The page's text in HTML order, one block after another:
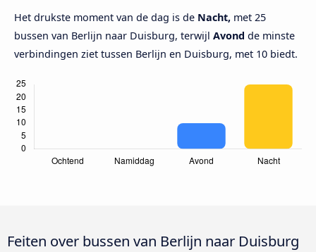
Het drukste moment van de dag is de Nacht, met 25
bussen van Berlijn naar Duisburg, terwijl Avond de minste
verbindingen ziet tussen Berlijn en Duisburg, met 10 biedt.
Feiten over bussen van Berlijn naar Duisburg